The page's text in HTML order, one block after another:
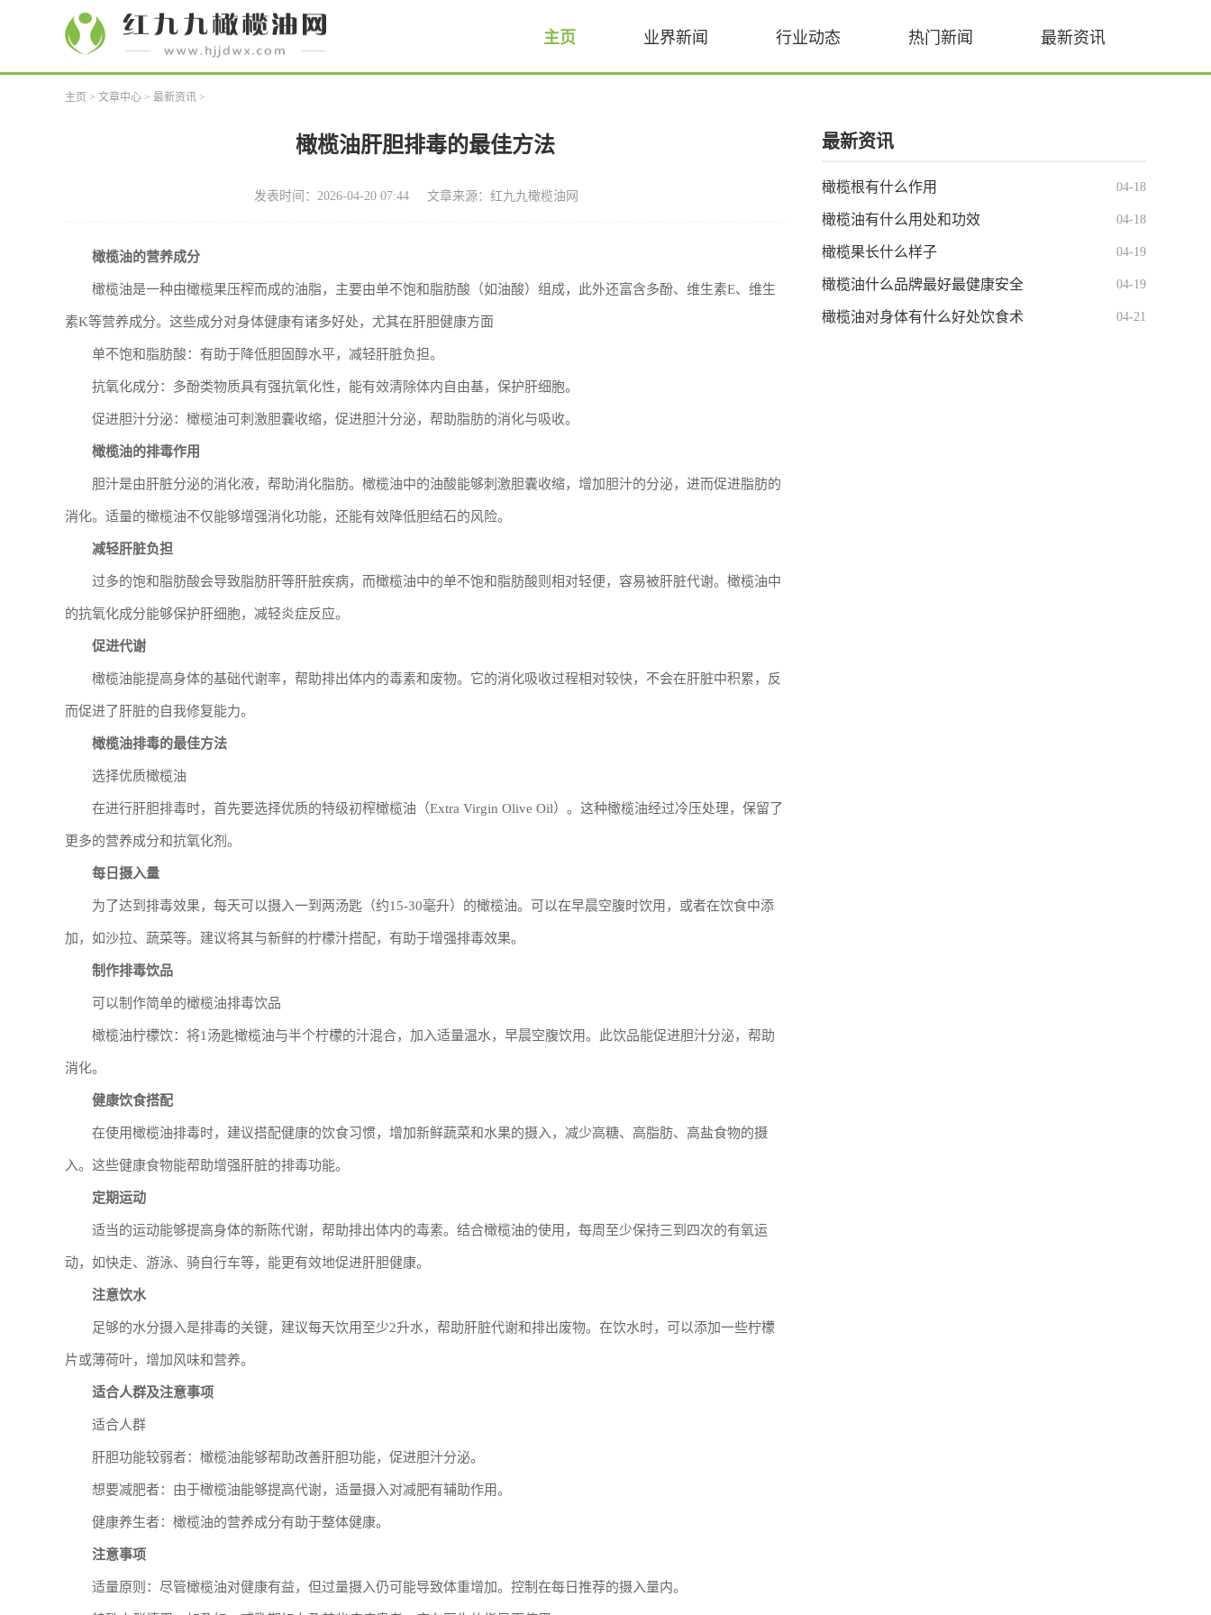
主页 业界新闻 行业动态 热门新闻 最新资讯
主页 > 文章中心 > 最新资讯 >
橄榄油肝胆排毒的最佳方法
发表时间：2026-04-20 07:44 文章来源：红九九橄榄油网
橄榄油的营养成分
橄榄油是一种由橄榄果压榨而成的油脂，主要由单不饱和脂肪酸（如油酸）组成，此外还富含多酚、维生素E、维生
素K等营养成分。这些成分对身体健康有诸多好处，尤其在肝胆健康方面
单不饱和脂肪酸：有助于降低胆固醇水平，减轻肝脏负担。
抗氧化成分：多酚类物质具有强抗氧化性，能有效清除体内自由基，保护肝细胞。
促进胆汁分泌：橄榄油可刺激胆囊收缩，促进胆汁分泌，帮助脂肪的消化与吸收。
橄榄油的排毒作用
胆汁是由肝脏分泌的消化液，帮助消化脂肪。橄榄油中的油酸能够刺激胆囊收缩，增加胆汁的分泌，进而促进脂肪的
消化。适量的橄榄油不仅能够增强消化功能，还能有效降低胆结石的风险。
减轻肝脏负担
过多的饱和脂肪酸会导致脂肪肝等肝脏疾病，而橄榄油中的单不饱和脂肪酸则相对轻便，容易被肝脏代谢。橄榄油中
的抗氧化成分能够保护肝细胞，减轻炎症反应。
促进代谢
橄榄油能提高身体的基础代谢率，帮助排出体内的毒素和废物。它的消化吸收过程相对较快，不会在肝脏中积累，反
而促进了肝脏的自我修复能力。
橄榄油排毒的最佳方法
选择优质橄榄油
在进行肝胆排毒时，首先要选择优质的特级初榨橄榄油（Extra Virgin Olive Oil）。这种橄榄油经过冷压处理，保留了
更多的营养成分和抗氧化剂。
每日摄入量
为了达到排毒效果，每天可以摄入一到两汤匙（约15-30毫升）的橄榄油。可以在早晨空腹时饮用，或者在饮食中添
加，如沙拉、蔬菜等。建议将其与新鲜的柠檬汁搭配，有助于增强排毒效果。
制作排毒饮品
可以制作简单的橄榄油排毒饮品
橄榄油柠檬饮：将1汤匙橄榄油与半个柠檬的汁混合，加入适量温水，早晨空腹饮用。此饮品能促进胆汁分泌，帮助
消化。
健康饮食搭配
在使用橄榄油排毒时，建议搭配健康的饮食习惯，增加新鲜蔬菜和水果的摄入，减少高糖、高脂肪、高盐食物的摄
入。这些健康食物能帮助增强肝脏的排毒功能。
定期运动
适当的运动能够提高身体的新陈代谢，帮助排出体内的毒素。结合橄榄油的使用，每周至少保持三到四次的有氧运
动，如快走、游泳、骑自行车等，能更有效地促进肝胆健康。
注意饮水
足够的水分摄入是排毒的关键，建议每天饮用至少2升水，帮助肝脏代谢和排出废物。在饮水时，可以添加一些柠檬
片或薄荷叶，增加风味和营养。
适合人群及注意事项
适合人群
肝胆功能较弱者：橄榄油能够帮助改善肝胆功能，促进胆汁分泌。
想要减肥者：由于橄榄油能够提高代谢，适量摄入对减肥有辅助作用。
健康养生者：橄榄油的营养成分有助于整体健康。
注意事项
适量原则：尽管橄榄油对健康有益，但过量摄入仍可能导致体重增加。控制在每日推荐的摄入量内。
最新资讯
橄榄根有什么作用 04-18
橄榄油有什么用处和功效 04-18
橄榄果长什么样子 04-19
橄榄油什么品牌最好最健康安全 04-19
橄榄油对身体有什么好处饮食术 04-21